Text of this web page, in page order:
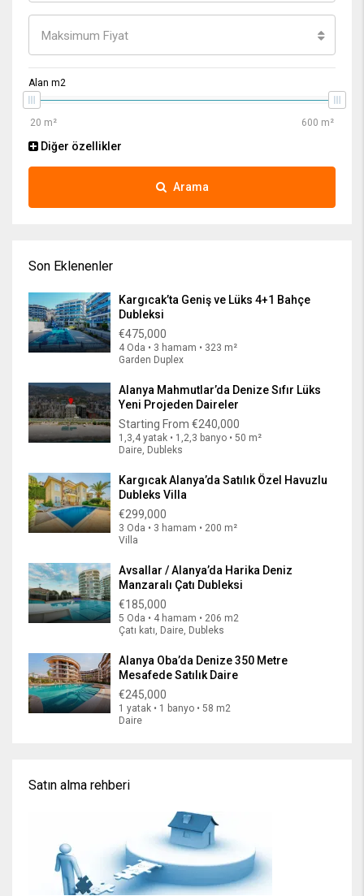
Maksimum Fiyat
Alan m2
Diğer özellikler
Arama
Son Eklenenler
Kargıcak’ta Geniş ve Lüks 4+1 Bahçe
Dubleksi
€475,000
4 Oda • 3 hamam • 323 m²
Garden Duplex
Alanya Mahmutlar’da Denize Sıfır Lüks
Yeni Projeden Daireler
Starting From €240,000
1,3,4 yatak • 1,2,3 banyo • 50 m²
Daire, Dubleks
Kargıcak Alanya’da Satılık Özel Havuzlu
Dubleks Villa
€299,000
3 Oda • 3 hamam • 200 m²
Villa
Avsallar / Alanya’da Harika Deniz
Manzaralı Çatı Dubleksi
€185,000
5 Oda • 4 hamam • 206 m2
Çatı katı, Daire, Dubleks
Alanya Oba’da Denize 350 Metre
Mesafede Satılık Daire
€245,000
1 yatak • 1 banyo • 58 m2
Daire
Satın alma rehberi